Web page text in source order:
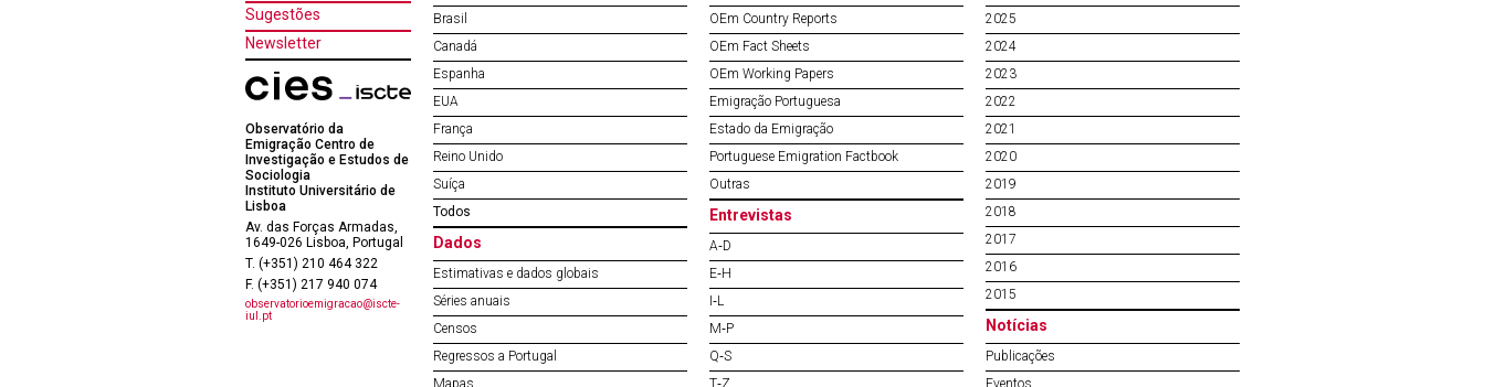
Sugestões
Newsletter
Observatório da
Emigração Centro de
Investigação e Estudos de
Sociologia
Instituto Universitário de
Lisboa
Av. das Forças Armadas,
1649-026 Lisboa, Portugal
T. (+351) 210 464 322
F. (+351) 217 940 074
observatorioemigracao@iscte-
iul.pt
Brasil
Canadá
Espanha
EUA
França
Reino Unido
Suíça
Todos
Dados
Estimativas e dados globais
Séries anuais
Censos
Regressos a Portugal
Mapas
OEm Country Reports
OEm Fact Sheets
OEm Working Papers
Emigração Portuguesa
Estado da Emigração
Portuguese Emigration Factbook
Outras
Entrevistas
A‐D
E‐H
I‐L
M‐P
Q‐S
T‐Z
2025
2024
2023
2022
2021
2020
2019
2018
2017
2016
2015
Notícias
Publicações
Eventos